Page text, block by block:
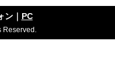
｜ PC
Reserved.